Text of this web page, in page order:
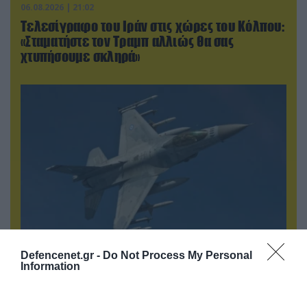
Defencenet.gr - Do Not Process My Personal
Information
06.08.2026 | 21:02
Τελεσίγραφο του Ιράν στις χώρες του Κόλπου:
«Σταματήστε τον Τραμπ αλλιώς θα σας
χτυπήσουμε σκληρά»
07.08.2026 | 00:02
Τουρκικά οπλισμένα F-16 «συνεπλάκησαν» με